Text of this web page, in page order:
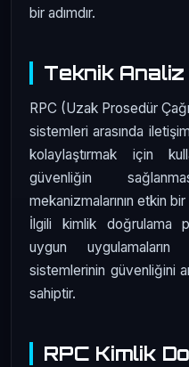
bir adımdır.
Teknik
RPC (Uzak Prosedür
sistemleri arasında
kolaylaştırmak için
güvenliğin
mekanizmalarının etkin bir
İlgili kimlik doğrulama
uygun
sistemlerinin güvenliğini
sahiptir.
RPC Kimlik